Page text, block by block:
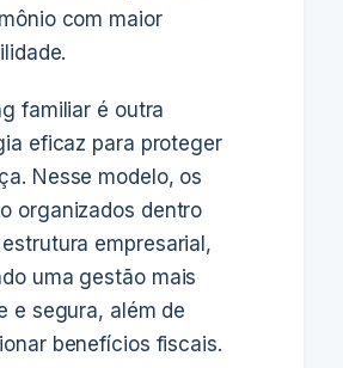
com maior
familiar é outra
eficaz para proteger
Nesse modelo, os
organizados dentro
empresarial,
uma gestão mais
e segura, além de
benefícios fiscais.